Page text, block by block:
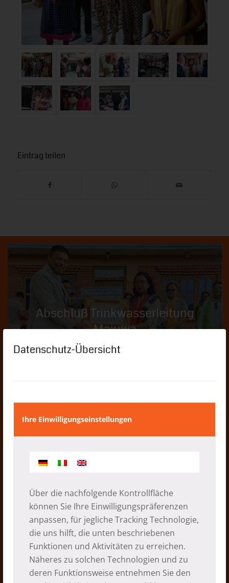
Datenschutz-Übersicht
Ihre Einwilligungseinstellungen
Über die nachfolgende Kontrollfläche
können Sie Ihre Einwilligungspräferenzen
anpassen, für jegliche Tracking Technologie,
die uns hilft, die unten beschriebenen
Funktionen und Aktivitäten zu erreichen.
Näheres zu solchen Technologien und zu
deren Funktionsweise entnehmen Sie den
Eintrag teilen
Abschluß Trinkwasserleitung
Majuwa
04.08.2026
Tiffin – Eine Jause für Kinder in
Saimarang
06.05.2026